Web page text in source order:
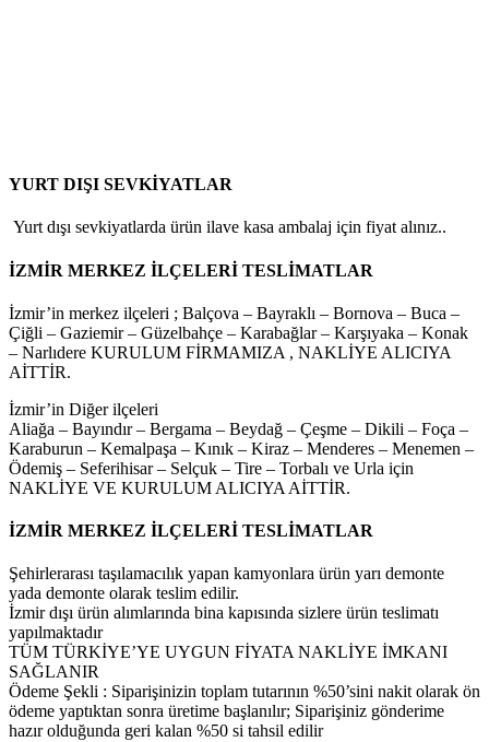
YURT DIŞI SEVKİYATLAR
Yurt dışı sevkiyatlarda ürün ilave kasa ambalaj için fiyat alınız..
İZMİR MERKEZ İLÇELERİ TESLİMATLAR
İzmir’in merkez ilçeleri ; Balçova – Bayraklı – Bornova – Buca –
Çiğli – Gaziemir – Güzelbahçe – Karabağlar – Karşıyaka – Konak
– Narlıdere KURULUM FİRMAMIZA , NAKLİYE ALICIYA
AİTTİR.
İzmir’in Diğer ilçeleri
Aliağa – Bayındır – Bergama – Beydağ – Çeşme – Dikili – Foça –
Karaburun – Kemalpaşa – Kınık – Kiraz – Menderes – Menemen –
Ödemiş – Seferihisar – Selçuk – Tire – Torbalı ve Urla için
NAKLİYE VE KURULUM ALICIYA AİTTİR.
İZMİR MERKEZ İLÇELERİ TESLİMATLAR
Şehirlerarası taşılamacılık yapan kamyonlara ürün yarı demonte
yada demonte olarak teslim edilir.
İzmir dışı ürün alımlarında bina kapısında sizlere ürün teslimatı
yapılmaktadır
TÜM TÜRKİYE’YE UYGUN FİYATA NAKLİYE İMKANI
SAĞLANIR
Ödeme Şekli : Siparişinizin toplam tutarının %50’sini nakit olarak ön
ödeme yaptıktan sonra üretime başlanılır; Siparişiniz gönderime
hazır olduğunda geri kalan %50 si tahsil edilir